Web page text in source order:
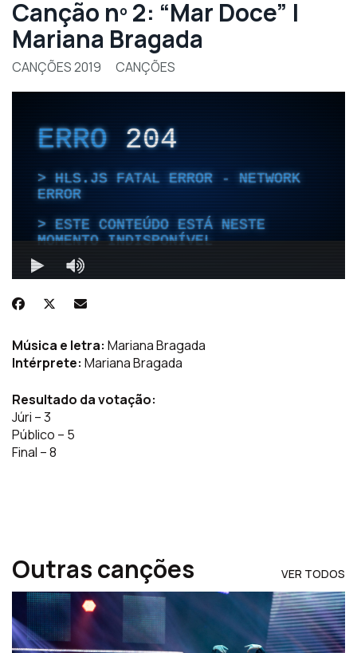
Canção nº 2: “Mar Doce” |
Mariana Bragada
CANÇÕES 2019 CANÇÕES
Música e letra: Mariana Bragada
Intérprete: Mariana Bragada
Resultado da votação:
Júri – 3
Público – 5
Final – 8
Outras canções VER TODOS